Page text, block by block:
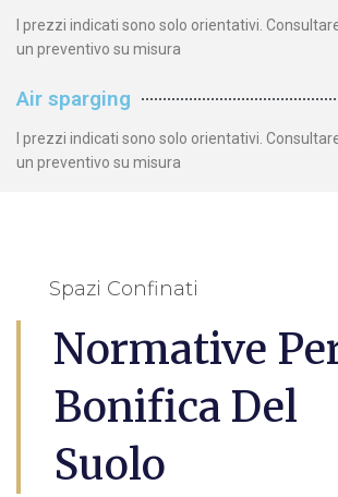
I prezzi indicati sono solo orientativi.
un preventivo su misura
Air sparging
I prezzi indicati sono solo orientativi.
un preventivo su misura
Spazi Confinati
Normative
Bonifica Del
Suolo